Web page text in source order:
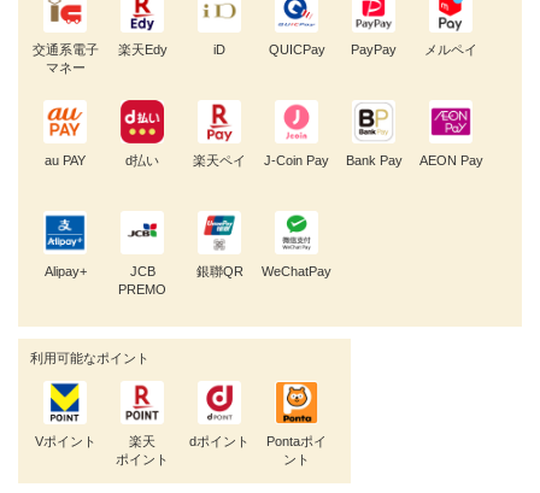
交通系電子
マネー
楽天Edy iD QUICPay PayPay メルペイ
au PAY d払い 楽天ペイ J-Coin Pay Bank Pay AEON Pay
Alipay+
JCB
PREMO
銀聯QR WeChatPay
利用可能なポイント
Vポイント
楽天
ポイント
dポイント
Pontaポイ
ント